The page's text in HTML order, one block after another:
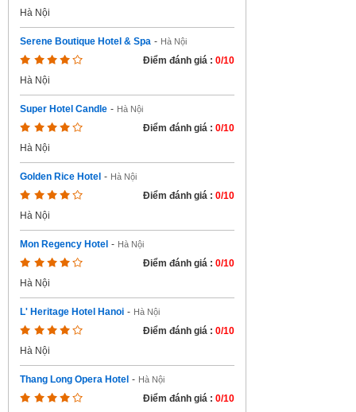
Hà Nội
Serene Boutique Hotel & Spa - Hà Nội
Điểm đánh giá : 0/10
Hà Nội
Super Hotel Candle - Hà Nội
Điểm đánh giá : 0/10
Hà Nội
Golden Rice Hotel - Hà Nội
Điểm đánh giá : 0/10
Hà Nội
Mon Regency Hotel - Hà Nội
Điểm đánh giá : 0/10
Hà Nội
L' Heritage Hotel Hanoi - Hà Nội
Điểm đánh giá : 0/10
Hà Nội
Thang Long Opera Hotel - Hà Nội
Điểm đánh giá : 0/10